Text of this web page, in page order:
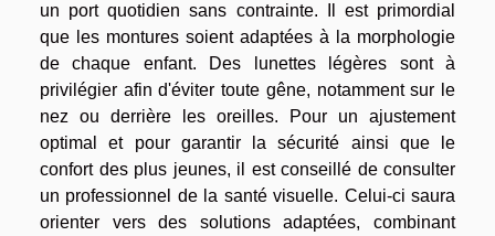
un port quotidien sans contrainte. Il est primordial
que les montures soient adaptées à la morphologie
de chaque enfant. Des lunettes légères sont à
privilégier afin d'éviter toute gêne, notamment sur le
nez ou derrière les oreilles. Pour un ajustement
optimal et pour garantir la sécurité ainsi que le
confort des plus jeunes, il est conseillé de consulter
un professionnel de la santé visuelle. Celui-ci saura
orienter vers des solutions adaptées, combinant